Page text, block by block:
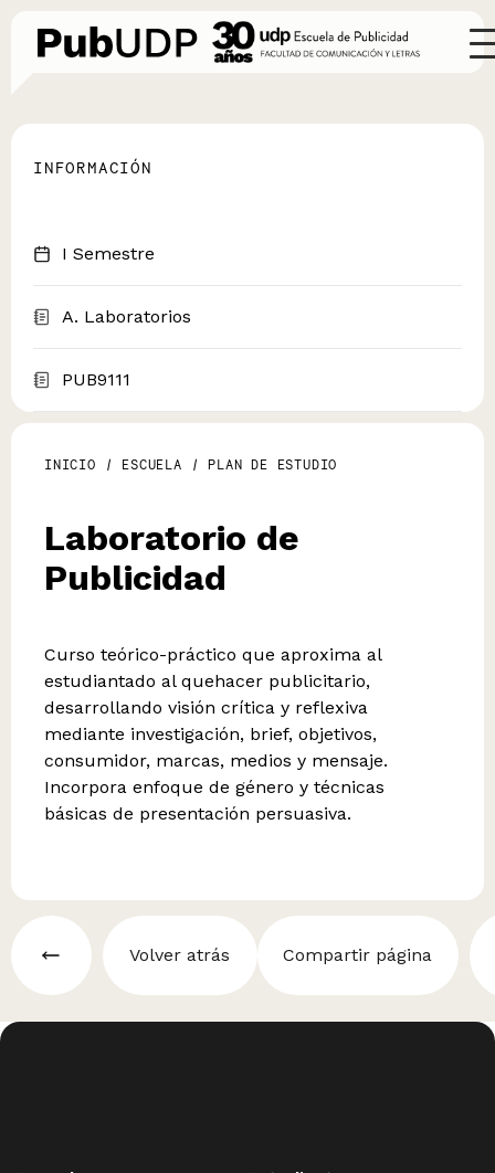
INFORMACIÓN
I Semestre
A. Laboratorios
PUB9111
INICIO / ESCUELA / PLAN DE ESTUDIO
Laboratorio de
Publicidad
Curso teórico-práctico que aproxima al
estudiantado al quehacer publicitario,
desarrollando visión crítica y reflexiva
mediante investigación, brief, objetivos,
consumidor, marcas, medios y mensaje.
Incorpora enfoque de género y técnicas
básicas de presentación persuasiva.
Volver atrás Compartir página